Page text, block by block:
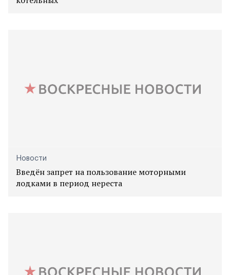
Новости
Введён запрет на пользование моторными
лодками в период нереста